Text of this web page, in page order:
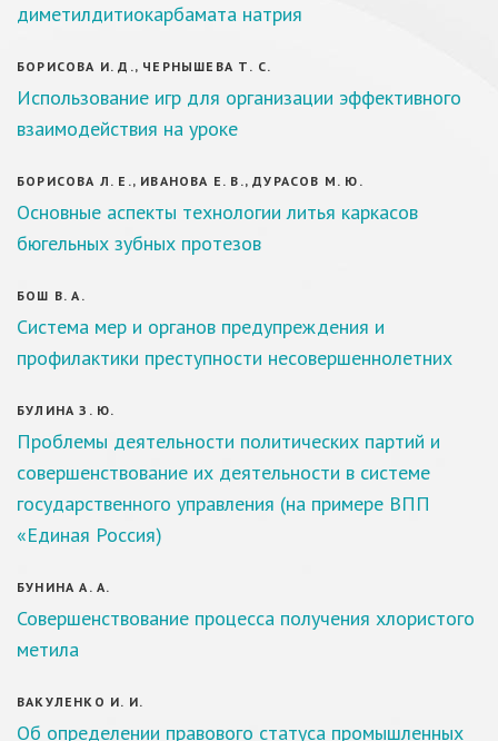
диметилдитиокарбамата натрия
БОРИСОВА И. Д., ЧЕРНЫШЕВА Т. С.
Использование игр для организации эффективного
взаимодействия на уроке
БОРИСОВА Л. Е., ИВАНОВА Е. В., ДУРАСОВ М. Ю.
Основные аспекты технологии литья каркасов
бюгельных зубных протезов
БОШ В. А.
Система мер и органов предупреждения и
профилактики преступности несовершеннолетних
БУЛИНА З. Ю.
Проблемы деятельности политических партий и
совершенствование их деятельности в системе
государственного управления (на примере ВПП
«Единая Россия)
БУНИНА А. А.
Совершенствование процесса получения хлористого
метила
ВАКУЛЕНКО И. И.
Об определении правового статуса промышленных